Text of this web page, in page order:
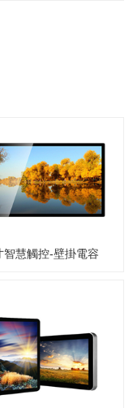
智慧觸控-壁掛電容